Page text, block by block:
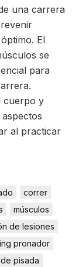
una carrera
El
se
para
cuerpo y
al practicar
correr
músculos
de lesiones
pronador
pisada